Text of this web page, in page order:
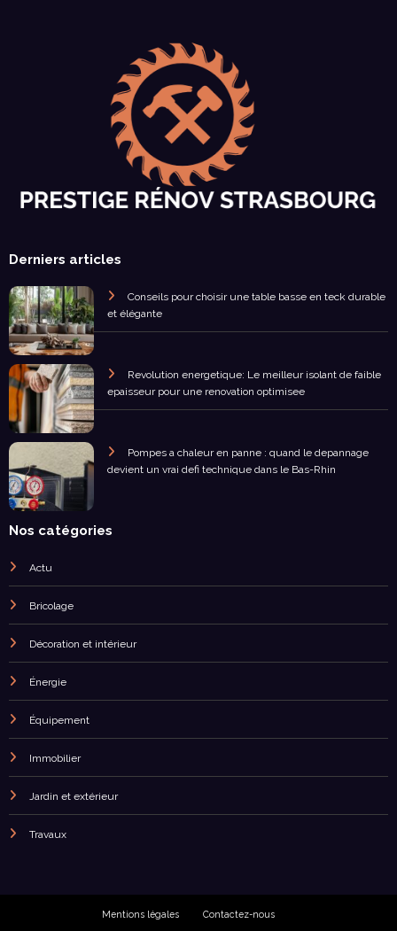
Derniers articles
Conseils pour choisir une table basse en teck durable
et élégante
Revolution energetique: Le meilleur isolant de faible
epaisseur pour une renovation optimisee
Pompes a chaleur en panne : quand le depannage
devient un vrai defi technique dans le Bas-Rhin
Nos catégories
Actu
Bricolage
Décoration et intérieur
Énergie
Équipement
Immobilier
Jardin et extérieur
Travaux
Mentions légales Contactez-nous